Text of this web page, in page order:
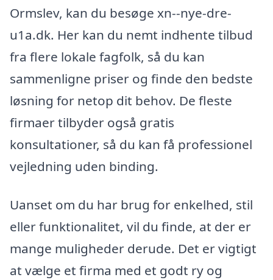
Ormslev, kan du besøge xn--nye-dre-
u1a.dk. Her kan du nemt indhente tilbud
fra flere lokale fagfolk, så du kan
sammenligne priser og finde den bedste
løsning for netop dit behov. De fleste
firmaer tilbyder også gratis
konsultationer, så du kan få professionel
vejledning uden binding.
Uanset om du har brug for enkelhed, stil
eller funktionalitet, vil du finde, at der er
mange muligheder derude. Det er vigtigt
at vælge et firma med et godt ry og